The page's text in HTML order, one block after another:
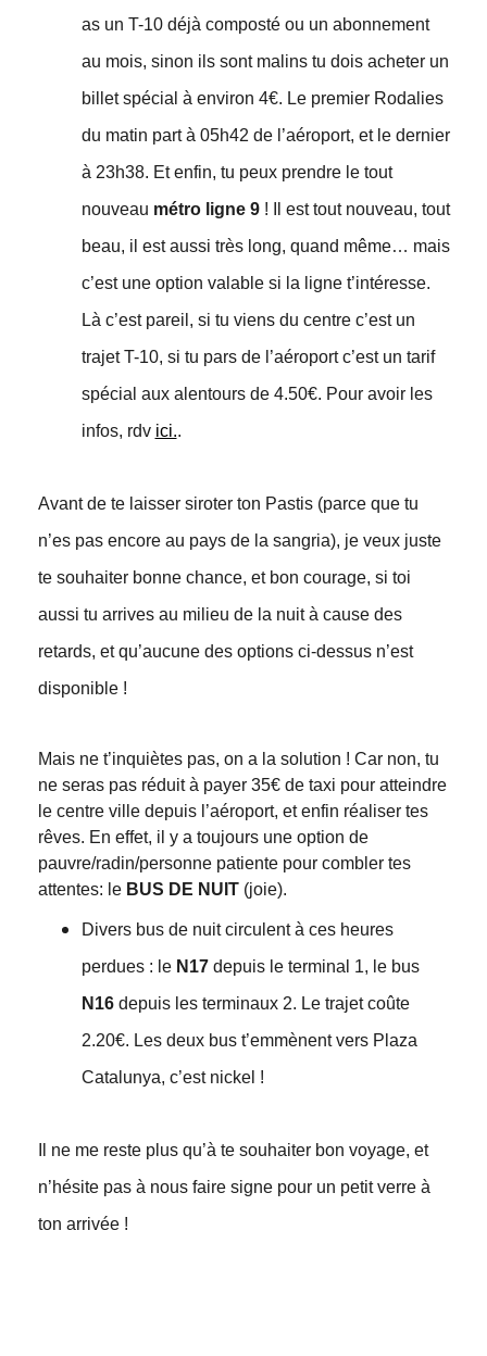
as un T-10 déjà composté ou un abonnement
au mois, sinon ils sont malins tu dois acheter un
billet spécial à environ 4€. Le premier Rodalies
du matin part à 05h42 de l’aéroport, et le dernier
à 23h38. Et enfin, tu peux prendre le tout
nouveau métro ligne 9 ! Il est tout nouveau, tout
beau, il est aussi très long, quand même… mais
c’est une option valable si la ligne t’intéresse.
Là c’est pareil, si tu viens du centre c’est un
trajet T-10, si tu pars de l’aéroport c’est un tarif
spécial aux alentours de 4.50€. Pour avoir les
infos, rdv ici..
Avant de te laisser siroter ton Pastis (parce que tu
n’es pas encore au pays de la sangria), je veux juste
te souhaiter bonne chance, et bon courage, si toi
aussi tu arrives au milieu de la nuit à cause des
retards, et qu’aucune des options ci-dessus n’est
disponible !
Mais ne t’inquiètes pas, on a la solution ! Car non, tu
ne seras pas réduit à payer 35€ de taxi pour atteindre
le centre ville depuis l’aéroport, et enfin réaliser tes
rêves. En effet, il y a toujours une option de
pauvre/radin/personne patiente pour combler tes
attentes: le BUS DE NUIT(joie).
Divers bus de nuit circulent à ces heures
perdues : le N17depuis le terminal 1, le bus
N16depuis les terminaux 2. Le trajet coûte
2.20€. Les deux bus t’emmènent vers Plaza
Catalunya, c’est nickel !
Il ne me reste plus qu’à te souhaiter bon voyage, et
n’hésite pas à nous faire signe pour un petit verre à
ton arrivée !